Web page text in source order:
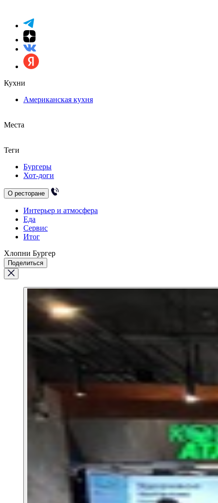
Кухни
Американская кухня
Места
Теги
Бургеры
Хот-доги
О ресторане
Интерьер и атмосфера
Еда
Сервис
Итог
Хлопни Бургер
Поделиться